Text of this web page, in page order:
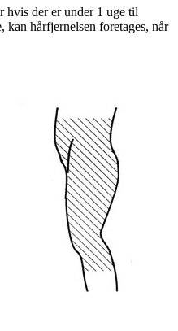
hvis der er under 1 uge til
kan hårfjernelsen foretages, når